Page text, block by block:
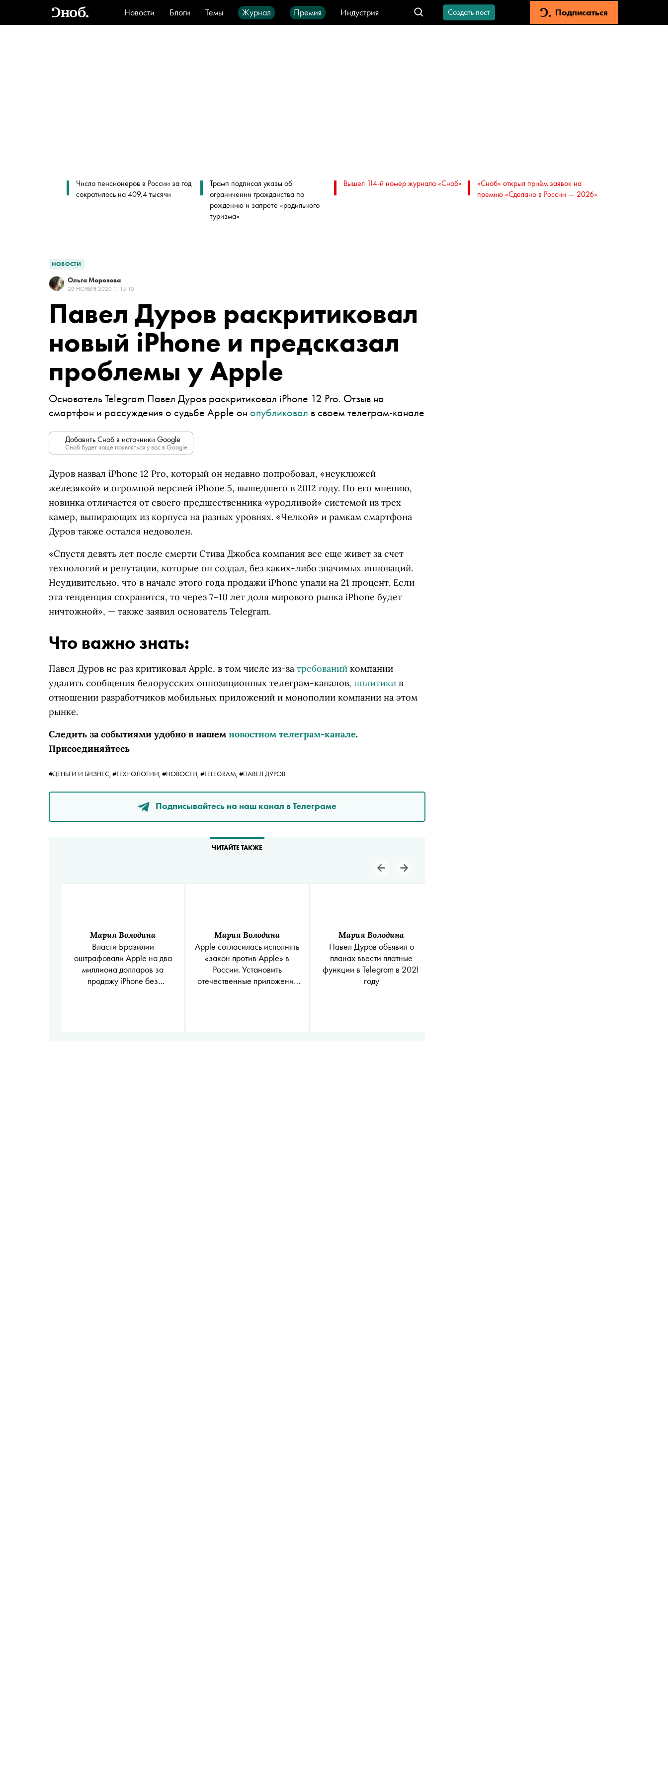
Новости Блоги Темы Журнал Премия
Индустрия
Стиль
Видео Город IT-продукты
Создать пост Подписаться
Число пенсионеров в России за год
сократилось на 409,4 тысячи
Трамп подписал указы об
ограничении гражданства по
рождению и запрете «родильного
туризма»
Вышел 114-й номер журнала «Сноб»
«Сноб» открыл приём заявок на
премию «Сделано в России — 2026»
НОВОСТИ
Ольга Морозова
20 НОЯБРЯ 2020 Г., 15:10
Павел Дуров раскритиковал
новый iPhone и предсказал
проблемы у Apple
Основатель Telegram Павел Дуров раскритиковал iPhone 12 Pro. Отзыв на
смартфон и рассуждения о судьбе Apple он опубликовал в своем телеграм-канале
Добавить Сноб в источники Google
Сноб будет чаще появляться у вас в Google.
Дуров назвал iPhone 12 Pro, который он недавно попробовал, «неуклюжей
железякой» и огромной версией iPhone 5, вышедшего в 2012 году. По его мнению,
новинка отличается от своего предшественника «уродливой» системой из трех
камер, выпирающих из корпуса на разных уровнях. «Челкой» и рамкам смартфона
Дуров также остался недоволен.
«Спустя девять лет после смерти Стива Джобса компания все еще живет за счет
технологий и репутации, которые он создал, без каких-либо значимых инноваций.
Неудивительно, что в начале этого года продажи iPhone упали на 21 процент. Если
эта тенденция сохранится, то через 7–10 лет доля мирового рынка iPhone будет
ничтожной», — также заявил основатель Telegram.
Что важно знать:
Павел Дуров не раз критиковал Apple, в том числе из-за требований компании
удалить сообщения белорусских оппозиционных телеграм-каналов, политики в
отношении разработчиков мобильных приложений и монополии компании на этом
рынке.
Следить за событиями удобно в нашем новостном телеграм-канале.
Присоединяйтесь
#ДЕНЬГИ И БИЗНЕС, #ТЕХНОЛОГИИ, #НОВОСТИ, #TELEGRAM, #ПАВЕЛ ДУРОВ
Подписывайтесь на наш канал в Телеграме
ЧИТАЙТЕ ТАКЖЕ
Мария Володина
Власти Бразилии
оштрафовали Apple на два
миллиона долларов за
продажу iPhone без
Мария Володина
Apple согласилась исполнять
«закон против Apple» в
России. Установить
отечественные приложения
Мария Володина
Павел Дуров объявил о
планах ввести платные
функции в Telegram в 2021
году